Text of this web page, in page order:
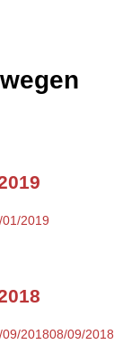
01/2019
09/201808/09/2018